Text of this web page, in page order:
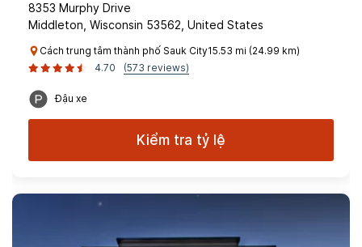
8353 Murphy Drive
Middleton, Wisconsin 53562, United States
Cách trung tâm thành phố Sauk City15.53 mi (24.99 km)
4.70
(573 reviews)
Đậu xe
Kiểm tra tỷ lệ